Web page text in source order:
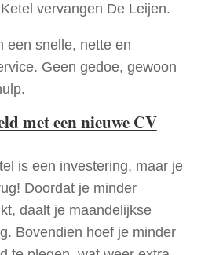
vervangen De Leijen.
een snelle, nette en
Geen gedoe, gewoon
met een nieuwe CV
is een investering, maar je
Doordat je minder
daalt je maandelijkse
Bovendien hoef je minder